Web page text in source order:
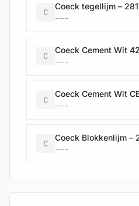
C
Coeck tegellijm –
---
C
Coeck Cement Wit
---
C
---
C
Coeck Blokkenlijm –
---